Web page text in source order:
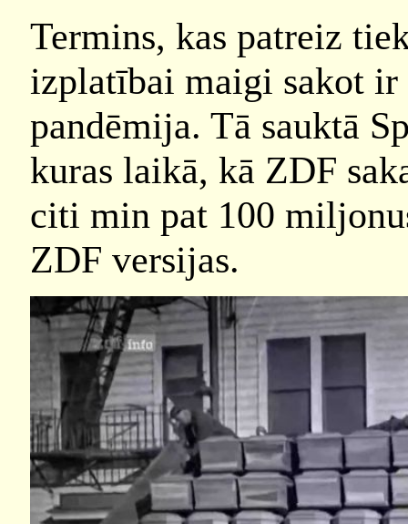
Termins, kas patreiz
izplatībai maigi sakot ir
pandēmija. Tā sauktā
kuras laikā, kā ZDF
citi min pat 100
ZDF versijas.